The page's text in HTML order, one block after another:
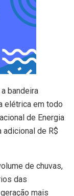
bandeira
elétrica em todo
de Energia
adicional de R$
de chuvas,
das
mais